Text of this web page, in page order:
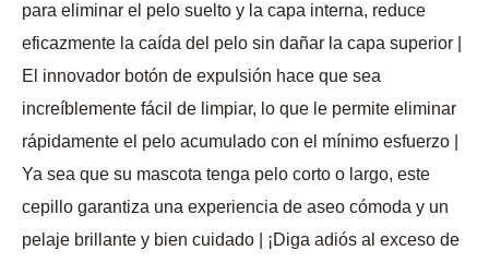
para eliminar el pelo suelto y la capa interna, reduce
eficazmente la caída del pelo sin dañar la capa superior |
El innovador botón de expulsión hace que sea
increíblemente fácil de limpiar, lo que le permite eliminar
rápidamente el pelo acumulado con el mínimo esfuerzo |
Ya sea que su mascota tenga pelo corto o largo, este
cepillo garantiza una experiencia de aseo cómoda y un
pelaje brillante y bien cuidado | ¡Diga adiós al exceso de